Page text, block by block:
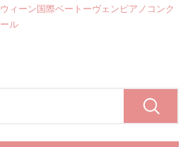
ウィーン国際ベートーヴェンピアノコンク
ール